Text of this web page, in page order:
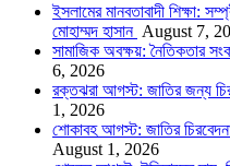
ইসলামের মানবতাবাদী শিক্ষা:
মোহাম্মদ হাসান August 7,
সামাজিক অবক্ষয়: নৈতিকতার
6, 2026
রক্তঝরা আগস্ট: জাতির জন্য
1, 2026
শোকাবহ আগস্ট: জাতির
August 1, 2026